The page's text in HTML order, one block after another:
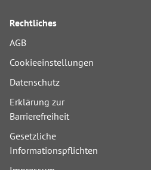
Rechtliches
AGB
Cookieeinstellungen
Datenschutz
Erklärung zur
Barrierefreiheit
Gesetzliche
Informationspflichten